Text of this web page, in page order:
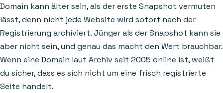
Domain kann älter sein, als der erste Snapshot vermuten
lässt, denn nicht jede Website wird sofort nach der
Registrierung archiviert. Jünger als der Snapshot kann sie
aber nicht sein, und genau das macht den Wert brauchbar.
Wenn eine Domain laut Archiv seit 2005 online ist, weißt
du sicher, dass es sich nicht um eine frisch registrierte
Seite handelt.